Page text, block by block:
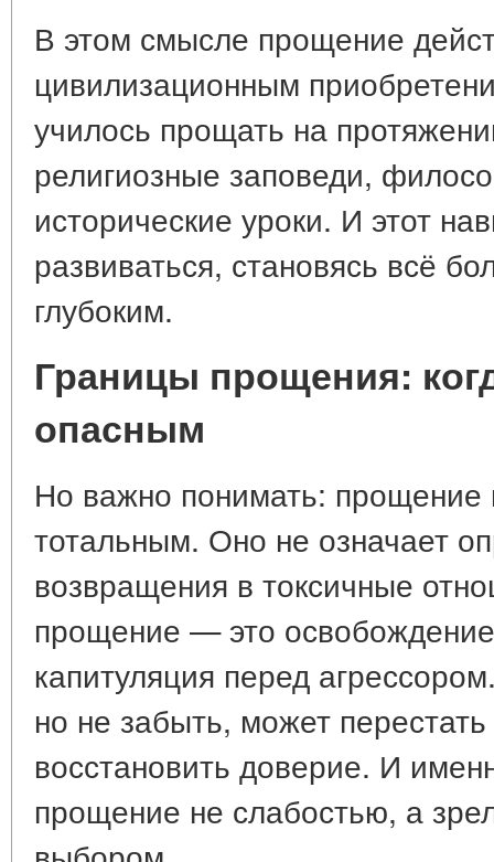
В этом смысле прощение
цивилизационным
училось прощать на
религиозные заповеди,
исторические уроки. И этот
развиваться, становясь всё
глубоким.
Границы прощения:
опасным
Но важно понимать:
тотальным. Оно не означает
возвращения в токсичные
прощение — это
капитуляция перед
но не забыть, может
восстановить доверие. И
прощение не слабостью, а